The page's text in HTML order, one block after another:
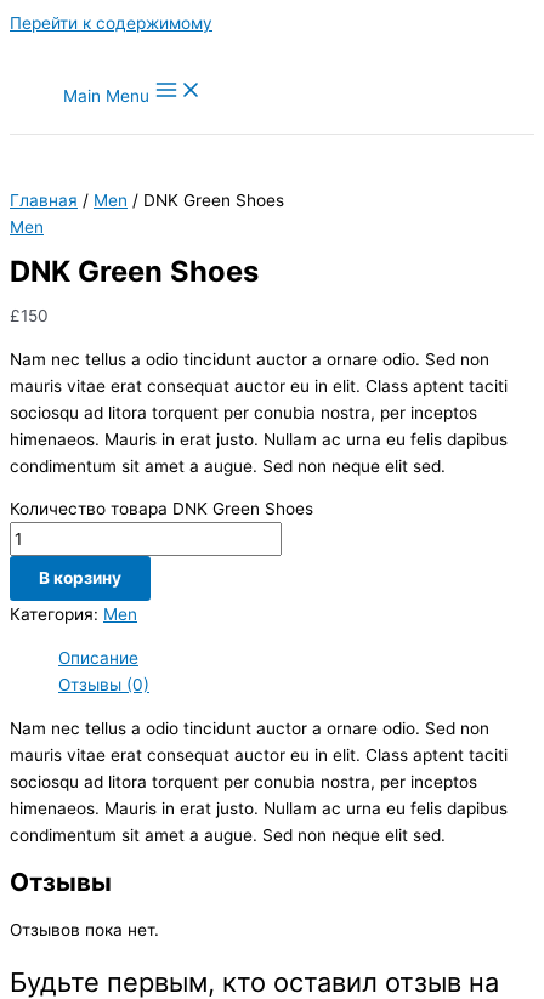
Перейти к содержимому
Main Menu
Главная / Men / DNK Green Shoes
Men
DNK Green Shoes
£150
Nam nec tellus a odio tincidunt auctor a ornare odio. Sed non
mauris vitae erat consequat auctor eu in elit. Class aptent taciti
sociosqu ad litora torquent per conubia nostra, per inceptos
himenaeos. Mauris in erat justo. Nullam ac urna eu felis dapibus
condimentum sit amet a augue. Sed non neque elit sed.
Количество товара DNK Green Shoes
В корзину
Категория: Men
Описание
Отзывы (0)
Nam nec tellus a odio tincidunt auctor a ornare odio. Sed non
mauris vitae erat consequat auctor eu in elit. Class aptent taciti
sociosqu ad litora torquent per conubia nostra, per inceptos
himenaeos. Mauris in erat justo. Nullam ac urna eu felis dapibus
condimentum sit amet a augue. Sed non neque elit sed.
Отзывы
Отзывов пока нет.
Будьте первым, кто оставил отзыв на